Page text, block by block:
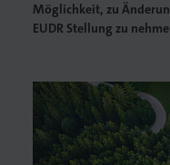
Möglichkeit, zu
EUDR Stellung zu